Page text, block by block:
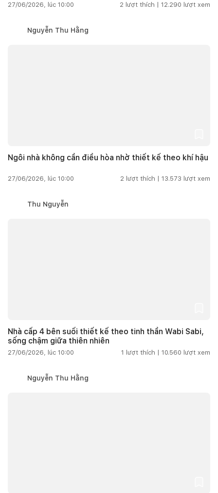
27/06/2026, lúc 10:00 2 lượt thích | 12.290 lượt xem
Nguyễn Thu Hằng
Ngôi nhà không cần điều hòa nhờ thiết kế theo khí hậu
27/06/2026, lúc 10:00 2 lượt thích | 13.573 lượt xem
Thu Nguyễn
Nhà cấp 4 bên suối thiết kế theo tinh thần Wabi Sabi,
sống chậm giữa thiên nhiên
27/06/2026, lúc 10:00 1 lượt thích | 10.560 lượt xem
Nguyễn Thu Hằng